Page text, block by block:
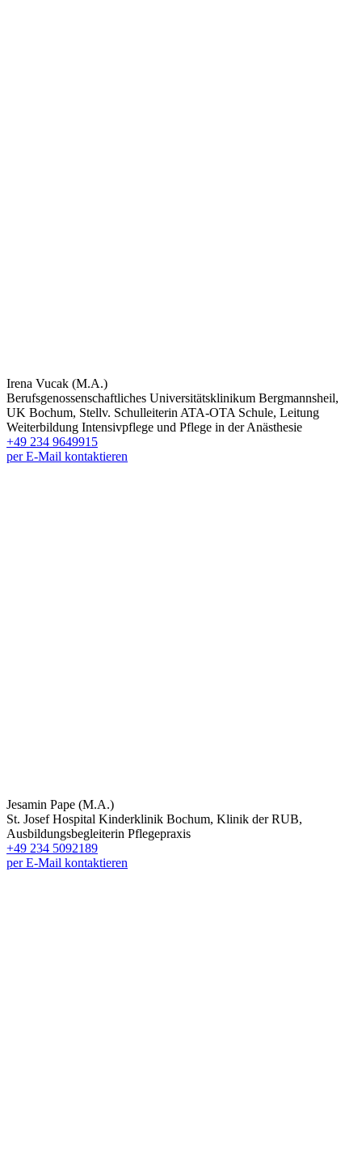
Irena Vucak (M.A.)
Berufsgenossenschaftliches Universitätsklinikum Bergmannsheil,
UK Bochum, Stellv. Schulleiterin ATA-OTA Schule, Leitung
Weiterbildung Intensivpflege und Pflege in der Anästhesie
+49 234 9649915
per E-Mail kontaktieren
Jesamin Pape (M.A.)
St. Josef Hospital Kinderklinik Bochum, Klinik der RUB,
Ausbildungsbegleiterin Pflegepraxis
+49 234 5092189
per E-Mail kontaktieren